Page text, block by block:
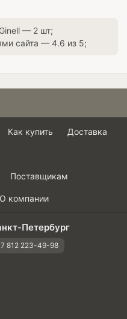
Ginell — 2 шт;
сайта — 4.6 из 5;
Как купить Доставка
Поставщикам
О компании
Петербург
812 223-49-98